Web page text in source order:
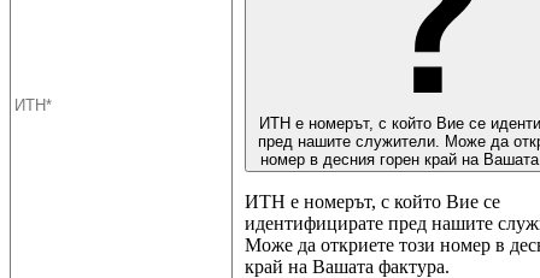
ИТН е номерът, с който Вие се
пред нашите служители. Може да
номер в десния горен край на
ИТН е номерът, с който Вие се
идентифицирате пред нашите
Може да откриете този номер в
край на Вашата фактура.